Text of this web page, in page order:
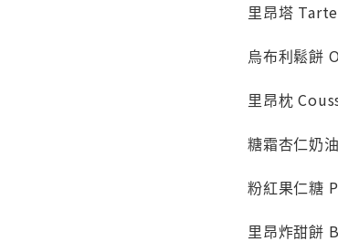
里昂塔
烏布利鬆餅
里昂枕
糖霜杏仁奶
粉紅果仁糖
里昂炸甜餅